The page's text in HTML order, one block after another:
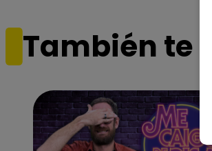
También te